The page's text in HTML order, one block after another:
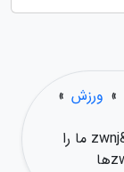
» ورزش »
کلوپ: برای 2 هزار نفری که قرار است بازی&zwnj ما را
ببینند خوشحالم، آلکانتارا به این زودی&zwnjها